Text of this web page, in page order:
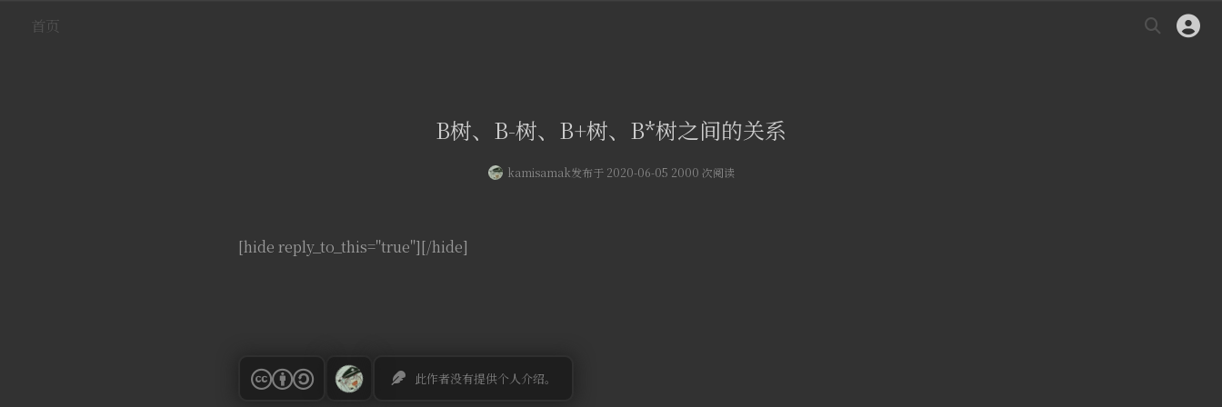
首页
B树、B-树、B+树、B*树之间的关系
kamisamak发布于 2020-06-05 2000 次阅读
[hide reply_to_this="true"][/hide]
此作者没有提供个人介绍。